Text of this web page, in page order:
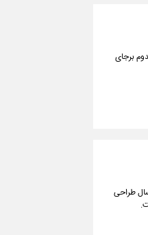
این شهرستان ۲کشته و یک مصدوم برجای
با برآورد ۶.۳ همت برای سه سال طراحی